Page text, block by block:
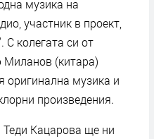
музика на
участник в проект,
С колегата си от
(китара)
оригинална музика и
произведения.
Кацарова ще ни